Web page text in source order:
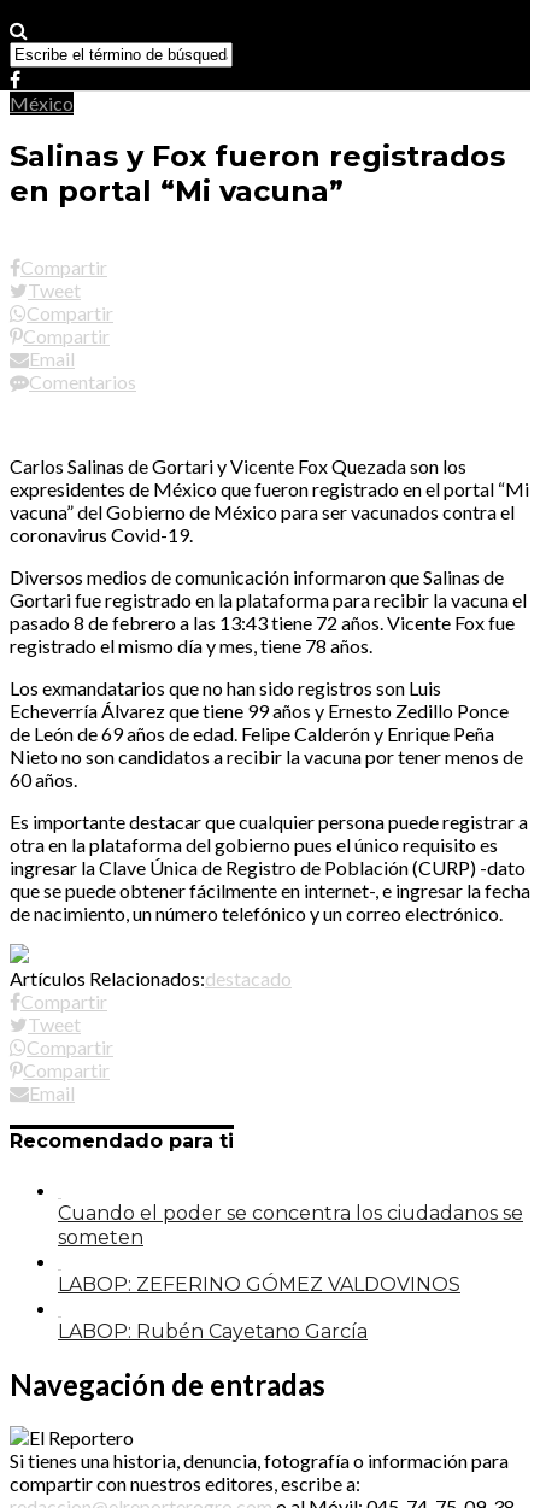
México
Salinas y Fox fueron registrados
en portal “Mi vacuna”
Compartir
Tweet
Compartir
Compartir
Email
Comentarios
Carlos Salinas de Gortari y Vicente Fox Quezada son los
expresidentes de México que fueron registrado en el portal “Mi
vacuna” del Gobierno de México para ser vacunados contra el
coronavirus Covid-19.
Diversos medios de comunicación informaron que Salinas de
Gortari fue registrado en la plataforma para recibir la vacuna el
pasado 8 de febrero a las 13:43 tiene 72 años. Vicente Fox fue
registrado el mismo día y mes, tiene 78 años.
Los exmandatarios que no han sido registros son Luis
Echeverría Álvarez que tiene 99 años y Ernesto Zedillo Ponce
de León de 69 años de edad. Felipe Calderón y Enrique Peña
Nieto no son candidatos a recibir la vacuna por tener menos de
60 años.
Es importante destacar que cualquier persona puede registrar a
otra en la plataforma del gobierno pues el único requisito es
ingresar la Clave Única de Registro de Población (CURP) -dato
que se puede obtener fácilmente en internet-, e ingresar la fecha
de nacimiento, un número telefónico y un correo electrónico.
Artículos Relacionados:destacado
Compartir
Tweet
Compartir
Compartir
Email
Recomendado para ti
Cuando el poder se concentra los ciudadanos se
someten
LABOP: ZEFERINO GÓMEZ VALDOVINOS
LABOP: Rubén Cayetano García
Navegación de entradas
Si tienes una historia, denuncia, fotografía o información para
compartir con nuestros editores, escribe a: